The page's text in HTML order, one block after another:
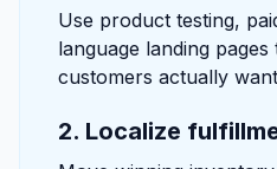
Use product testing,
language landing
customers actually
2. Localize